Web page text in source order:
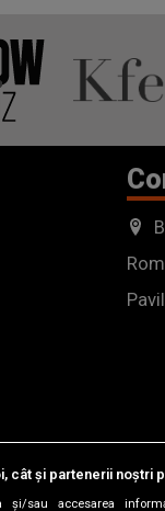
cât și partenerii noștri
și/sau accesarea